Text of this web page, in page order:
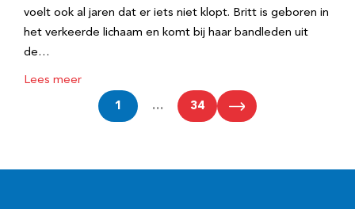
voelt ook al jaren dat er iets niet klopt. Britt is geboren in
het verkeerde lichaam en komt bij haar bandleden uit
de…
Lees meer
1 … 34